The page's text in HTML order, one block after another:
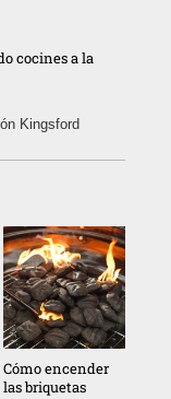
cocines a la
en flamas.
el fuego.
y objetos
de que el
carbón, usa
de
con
Kingsford
Cómo encender
las briquetas